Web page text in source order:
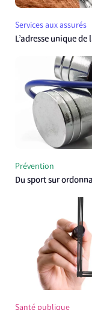
Services aux assurés
L’adresse unique
Prévention
Du sport sur
Santé publique